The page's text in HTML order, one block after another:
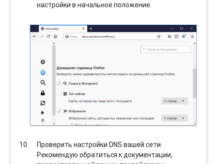
настройки в начальное положение.
Проверить настройки DNS вашей сети.
Рекомендую обратиться к документации,